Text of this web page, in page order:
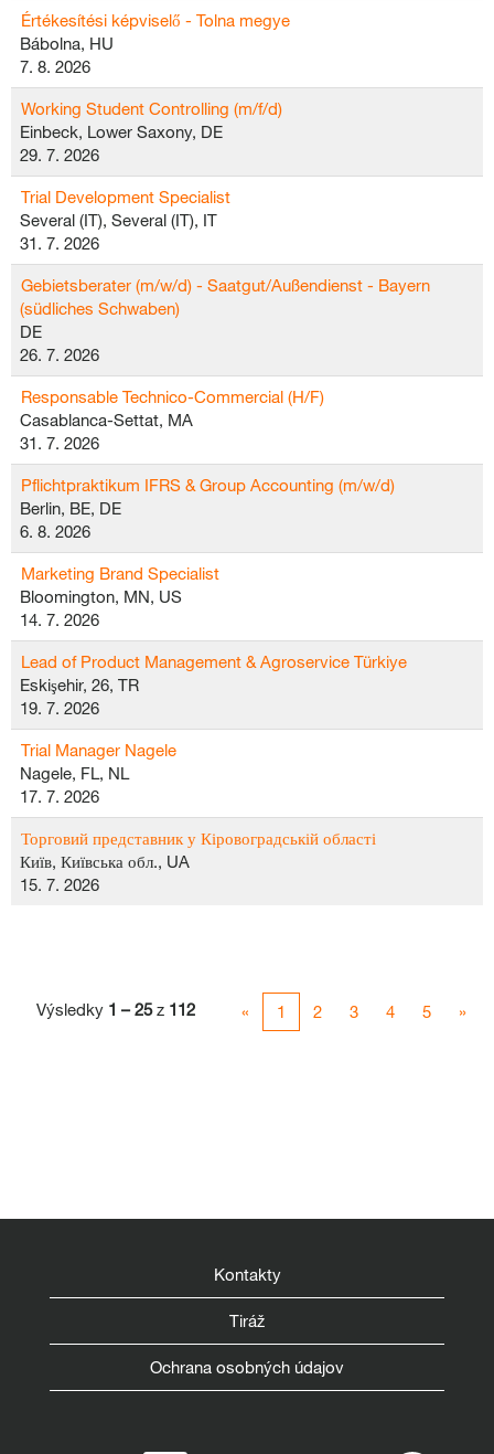
Értékesítési képviselő - Tolna megye
Bábolna, HU
7. 8. 2026
Working Student Controlling (m/f/d)
Einbeck, Lower Saxony, DE
29. 7. 2026
Trial Development Specialist
Several (IT), Several (IT), IT
31. 7. 2026
Gebietsberater (m/w/d) - Saatgut/Außendienst - Bayern
(südliches Schwaben)
DE
26. 7. 2026
Responsable Technico-Commercial (H/F)
Casablanca-Settat, MA
31. 7. 2026
Pflichtpraktikum IFRS & Group Accounting (m/w/d)
Berlin, BE, DE
6. 8. 2026
Marketing Brand Specialist
Bloomington, MN, US
14. 7. 2026
Lead of Product Management & Agroservice Türkiye
Eskişehir, 26, TR
19. 7. 2026
Trial Manager Nagele
Nagele, FL, NL
17. 7. 2026
Торговий представник у Кіровоградській області
Київ, Київська обл., UA
15. 7. 2026
Výsledky 1 – 25z 112 « 1 2 3 4 5 »
Kontakty
Tiráž
Ochrana osobných údajov